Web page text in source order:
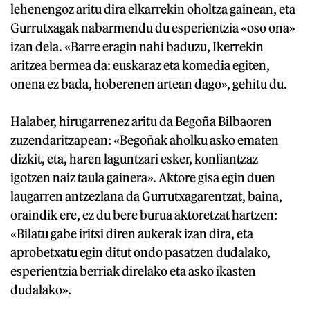
lehenengoz aritu dira elkarrekin oholtza gainean, eta
Gurrutxagak nabarmendu du esperientzia «oso ona»
izan dela. «Barre eragin nahi baduzu, Ikerrekin
aritzea bermea da: euskaraz eta komedia egiten,
onena ez bada, hoberenen artean dago», gehitu du.
Halaber, hirugarrenez aritu da Begoña Bilbaoren
zuzendaritzapean: «Begoñak aholku asko ematen
dizkit, eta, haren laguntzari esker, konfiantzaz
igotzen naiz taula gainera». Aktore gisa egin duen
laugarren antzezlana da Gurrutxagarentzat, baina,
oraindik ere, ez du bere burua aktoretzat hartzen:
«Bilatu gabe iritsi diren aukerak izan dira, eta
aprobetxatu egin ditut ondo pasatzen dudalako,
esperientzia berriak direlako eta asko ikasten
dudalako».